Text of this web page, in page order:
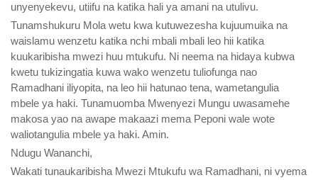
unyenyekevu, utiifu na katika hali ya amani na utulivu.
Tunamshukuru Mola wetu kwa kutuwezesha kujuumuika na
waislamu wenzetu katika nchi mbali mbali leo hii katika
kuukaribisha mwezi huu mtukufu. Ni neema na hidaya kubwa
kwetu tukizingatia kuwa wako wenzetu tuliofunga nao
Ramadhani iliyopita, na leo hii hatunao tena, wametangulia
mbele ya haki. Tunamuomba Mwenyezi Mungu uwasamehe
makosa yao na awape makaazi mema Peponi wale wote
waliotangulia mbele ya haki. Amin.
Ndugu Wananchi,
Wakati tunaukaribisha Mwezi Mtukufu wa Ramadhani, ni vyema